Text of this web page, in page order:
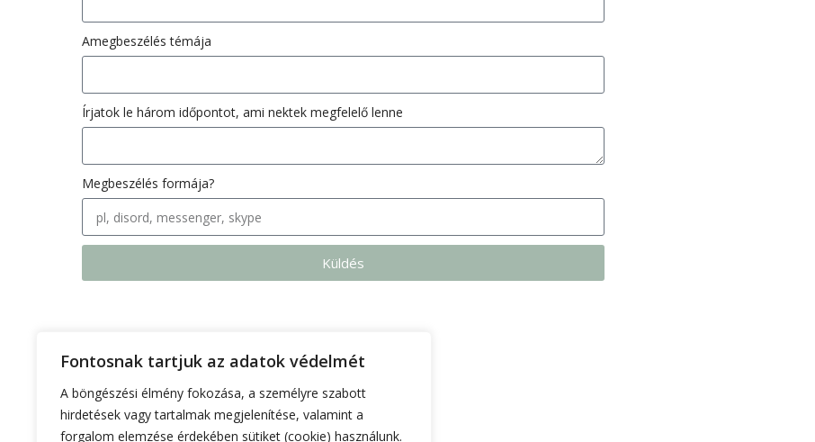
Fontosnak tartjuk az adatok védelmét
A böngészési élmény fokozása, a személyre szabott
hirdetések vagy tartalmak megjelenítése, valamint a
forgalom elemzése érdekében sütiket (cookie) használunk.
Amegbeszélés témája
Írjatok le három időpontot, ami nektek megfelelő lenne
Megbeszélés formája?
Küldés